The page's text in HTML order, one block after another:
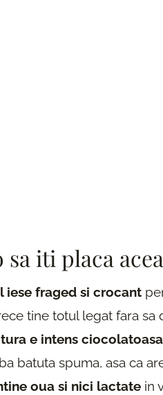
sa iti placa
iese fraged si crocant
tine totul legat fara sa
e intens ciocolatoasa
batuta spuma, asa ca
oua si nici lactate in